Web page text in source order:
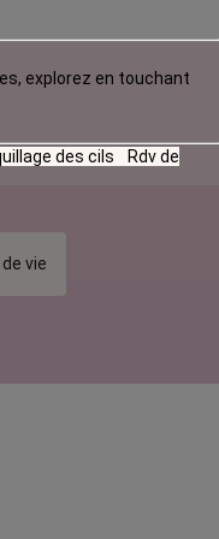
de vie
explorez en touchant
des cils
Rdv de